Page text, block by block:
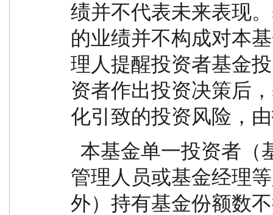
绩并不代表未来表现
的业绩并不构成对本
理人提醒投资者基金
资者作出投资决策后
化引致的投资风险，
管理人员或基金经理
外）持有基金份额数